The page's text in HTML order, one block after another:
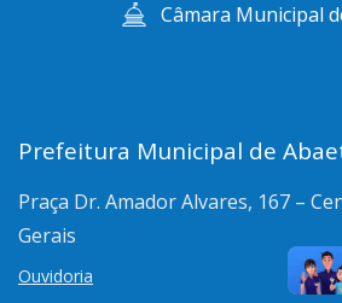
Câmara Municipal
Prefeitura Municipal de
Praça Dr. Amador Alvares, 167 –
Gerais
Ouvidoria